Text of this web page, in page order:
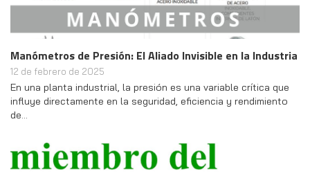
Manómetros de Presión: El Aliado Invisible en la Industria
12 de febrero de 2025
En una planta industrial, la presión es una variable crítica que
influye directamente en la seguridad, eficiencia y rendimiento
de…